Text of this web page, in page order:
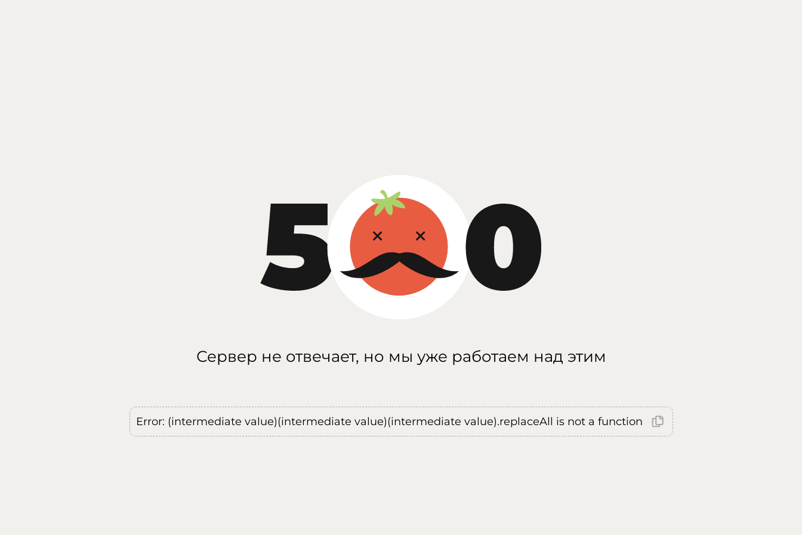
Сервер не отвечает, но мы уже работаем над этим
Error: (intermediate value)(intermediate value)(intermediate value).replaceAll is not a function